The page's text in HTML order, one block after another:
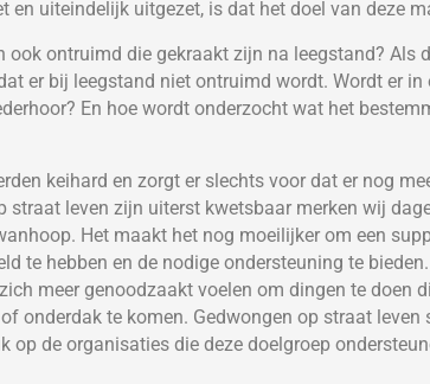
en uiteindelijk uitgezet, is dat het doel van deze
ook ontruimd die gekraakt zijn na leegstand? Als
er bij leegstand niet ontruimd wordt. Wordt er in
En hoe wordt onderzocht wat het
keihard en zorgt er slechts voor dat er nog
straat leven zijn uiterst kwetsbaar merken wij
Het maakt het nog moeilijker om een
te hebben en de nodige ondersteuning te
meer genoodzaakt voelen om dingen te doen
onderdak te komen. Gedwongen op straat leven
op de organisaties die deze doelgroep